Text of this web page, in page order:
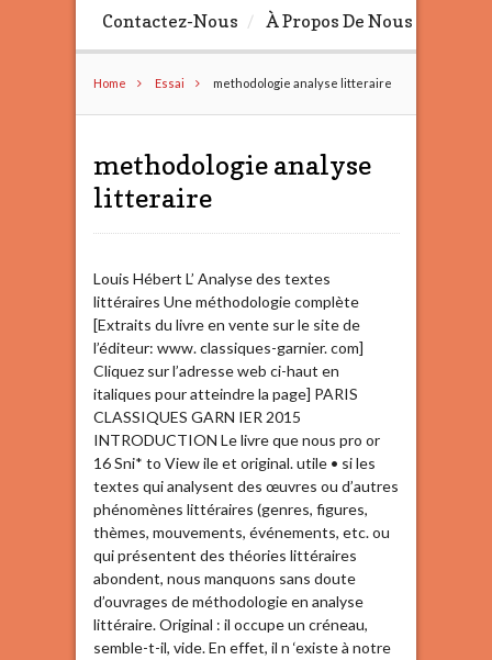
Contactez-Nous
À Propos De Nous
Home Essai methodologie analyse litteraire
methodologie analyse
litteraire
Louis Hébert L’ Analyse des textes
littéraires Une méthodologie complète
[Extraits du livre en vente sur le site de
l’éditeur: www. classiques-garnier. com]
Cliquez sur l’adresse web ci-haut en
italiques pour atteindre la page] PARIS
CLASSIQUES GARN IER 2015
INTRODUCTION Le livre que nous pro or
16 Sni* to View ile et original. utile • si les
textes qui analysent des œuvres ou d’autres
phénomènes littéraires (genres, figures,
thèmes, mouvements, événements, etc. ou
qui présentent des théories littéraires
abondent, nous manquons sans doute
d’ouvrages de méthodologie en analyse
littéraire. Original : il occupe un créneau,
semble-t-il, vide. En effet, il n ‘existe à notre